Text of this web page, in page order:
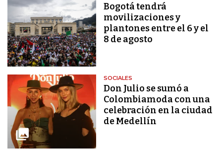
Bogotá tendrá
movilizaciones y
plantones entre el 6 y el
8 de agosto
SOCIALES
Don Julio se sumó a
Colombiamoda con una
celebración en la ciudad
de Medellín